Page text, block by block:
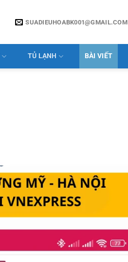
SUADIEUHOABK001@GMAIL.COM
TỦ LẠNH BÀI VIẾT